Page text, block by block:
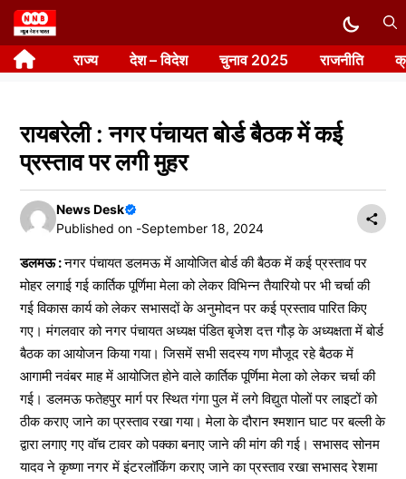
Skip
to
content राज्य देश – विदेश चुनाव 2025 राजनीति
रायबरेली : नगर पंचायत बोर्ड बैठक में कई
प्रस्ताव पर लगी मुहर
News Desk
Published on -September 18, 2024
डलमऊ :नगर पंचायत डलमऊ में आयोजित बोर्ड की बैठक में कई प्रस्ताव पर
मोहर लगाई गई कार्तिक पूर्णिमा मेला को लेकर विभिन्न तैयारियो पर भी चर्चा की
गई विकास कार्य को लेकर सभासदों के अनुमोदन पर कई प्रस्ताव पारित किए
गए। मंगलवार को नगर पंचायत अध्यक्ष पंडित बृजेश दत्त गौड़ के अध्यक्षता में बोर्ड
बैठक का आयोजन किया गया। जिसमें सभी सदस्य गण मौजूद रहे बैठक में
आगामी नवंबर माह में आयोजित होने वाले कार्तिक पूर्णिमा मेला को लेकर चर्चा की
गई। डलमऊ फतेहपुर मार्ग पर स्थित गंगा पुल में लगे विद्युत पोलों पर लाइटों को
ठीक कराए जाने का प्रस्ताव रखा गया। मेला के दौरान श्मशान घाट पर बल्ली के
द्वारा लगाए गए वॉच टावर को पक्का बनाए जाने की मांग की गई। सभासद सोनम
यादव ने कृष्णा नगर में इंटरलॉकिंग कराए जाने का प्रस्ताव रखा सभासद रेशमा